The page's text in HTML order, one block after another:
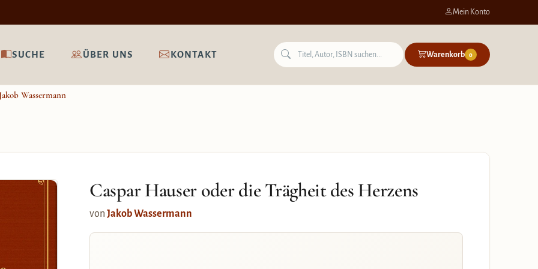
Mein Konto
SUCHE ÜBER UNS KONTAKT Warenkorb 0
Jakob Wassermann
Caspar Hauser oder die Trägheit des Herzens
von Jakob Wassermann